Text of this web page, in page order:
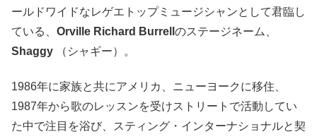
ールドワイドなレゲエトップミュージシャンとして君臨し
ている、 Orville Richard Burrell のステージネーム、
Shaggy （シャギー）。
1986年に家族と共にアメリカ、ニューヨークに移住、
1987年から歌のレッスンを受けストリートで活動してい
た中で注目を浴び、スティング・インターナショナルと契